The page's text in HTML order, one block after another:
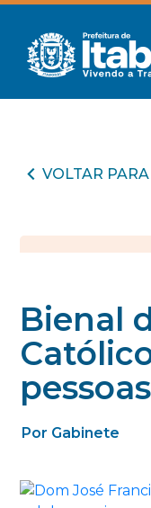
VOLTAR
Bienal
Por Gabinete